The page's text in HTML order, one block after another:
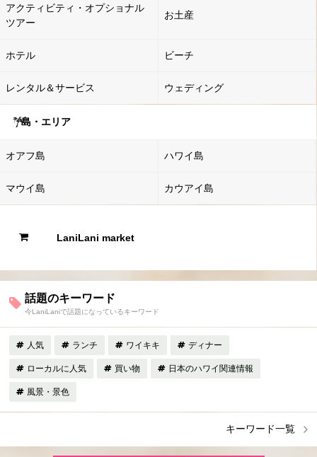
アクティビティ・オプショナル
ツアー
お土産
ホテル ビーチ
レンタル＆サービス ウェディング
島・エリア
オアフ島 ハワイ島
マウイ島 カウアイ島
LaniLani market
話題のキーワード
今LaniLaniで話題になっているキーワード
人気 ランチ ワイキキ ディナー
ローカルに人気 買い物 日本のハワイ関連情報
風景・景色
キーワード一覧